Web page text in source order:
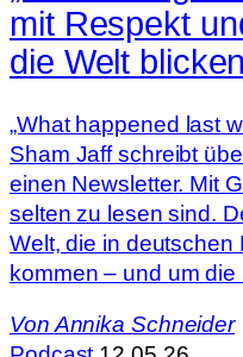
mit Respekt
die Welt
„What happened last
Sham Jaff schreibt
einen Newsletter. Mit
selten zu lesen sind.
Welt, die in deutschen
kommen – und um
Von Annika Schneider